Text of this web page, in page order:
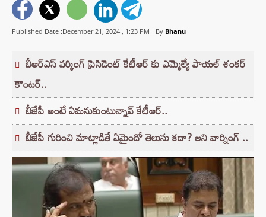
Published Date :December 21, 2024 , 1:23 PM By Bhanu
బీఆర్ఎస్ వర్కింగ్ ప్రెసిడెంట్ కేటీఆర్ కు ఎమ్మెల్యే పాయల్ శంకర్
కౌంటర్..
బీజేపీ అంటే ఏమనుకుంటున్నావ్ కేటీఆర్..
బీజేపీ గురించి మాట్లాడితే ఏమైందో తెలుసు కదా? అని వార్నింగ్ ..